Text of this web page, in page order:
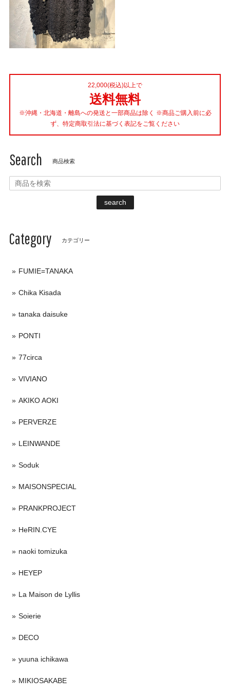
22,000(税込)以上で
送料無料
※沖縄・北海道・離島への発送と一部商品は除く ※商品ご購入前に必
ず、特定商取引法に基づく表記をご覧ください
Search 商品検索
search
Category カテゴリー
FUMIE=TANAKA
Chika Kisada
tanaka daisuke
PONTI
77circa
VIVIANO
AKIKO AOKI
PERVERZE
LEINWANDE
Soduk
MAISONSPECIAL
PRANKPROJECT
HeRIN.CYE
naoki tomizuka
HEYEP
La Maison de Lyllis
Soierie
DECO
yuuna ichikawa
MIKIOSAKABE